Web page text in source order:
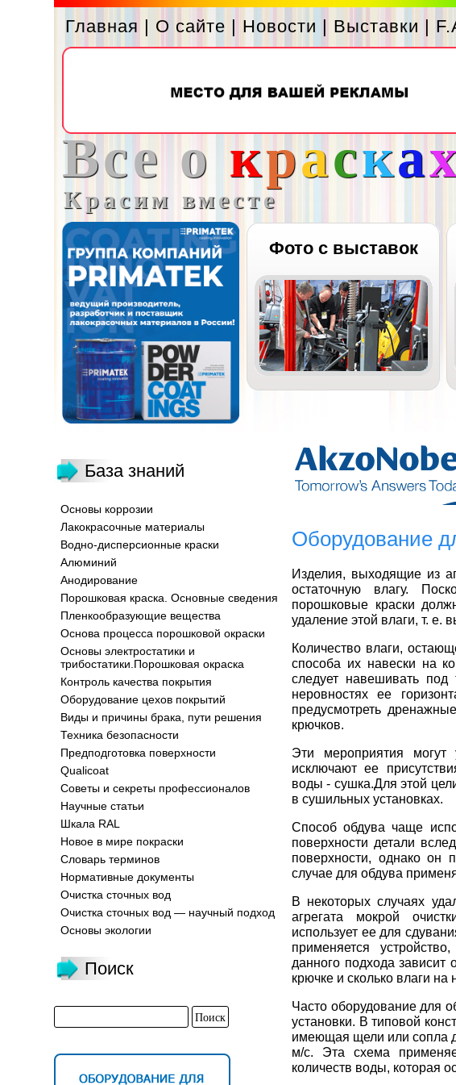
Главная | О сайте | Новости | Выставки |
Все о краска
Красим вместе
Фото с выставок
База знаний
Основы коррозии
Лакокрасочные материалы
Водно-дисперсионные краски
Алюминий
Анодирование
Порошковая краска. Основные сведения
Пленкообразующие вещества
Основа процесса порошковой окраски
Основы электростатики и
трибостатики.Порошковая окраска
Контроль качества покрытия
Оборудование цехов покрытий
Виды и причины брака, пути решения
Техника безопасности
Предподготовка поверхности
Qualicoat
Советы и секреты профессионалов
Научные статьи
Шкала RAL
Новое в мире покраски
Словарь терминов
Нормативные документы
Очистка сточных вод
Очистка сточных вод — научный подход
Основы экологии
Поиск
Оборудование
Изделия, выходящие из
остаточную влагу.
порошковые краски
удаление этой влаги, т. е.
Количество влаги,
способа их навески на
следует навешивать
неровностях ее
предусмотреть
крючков.
Эти мероприятия
исключают ее
воды - сушка.Для этой
в сушильных установках.
Способ обдува чаще
поверхности детали
поверхности, однако
случае для обдува
В некоторых случаях
агрегата мокрой
использует ее для
применяется
данного подхода зависит
крючке и сколько влаги на
Часто оборудование для
установки. В типовой
имеющая щели или сопла
м/с. Эта схема
количеств воды, которая